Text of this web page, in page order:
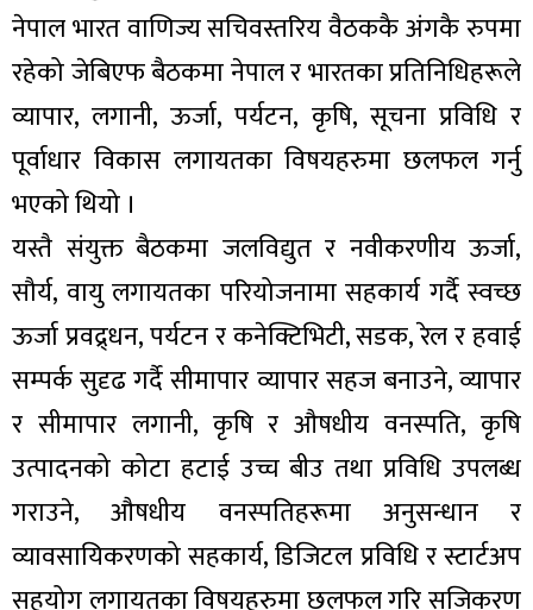
नेपाल भारत वाणिज्य सचिवस्तरिय वैठककै अंगकै रुपमा
रहेको जेबिएफ बैठकमा नेपाल र भारतका प्रतिनिधिहरूले
व्यापार, लगानी, ऊर्जा, पर्यटन, कृषि, सूचना प्रविधि र
पूर्वाधार विकास लगायतका विषयहरुमा छलफल गर्नु
भएको थियो ।
यस्तै संयुक्त बैठकमा जलविद्युत र नवीकरणीय ऊर्जा,
सौर्य, वायु लगायतका परियोजनामा सहकार्य गर्दै स्वच्छ
ऊर्जा प्रवद्र्धन, पर्यटन र कनेक्टिभिटी, सडक, रेल र हवाई
सम्पर्क सुदृढ गर्दै सीमापार व्यापार सहज बनाउने, व्यापार
र सीमापार लगानी, कृषि र औषधीय वनस्पति, कृषि
उत्पादनको कोटा हटाई उच्च बीउ तथा प्रविधि उपलब्ध
गराउने, औषधीय वनस्पतिहरूमा अनुसन्धान र
व्यावसायिकरणको सहकार्य, डिजिटल प्रविधि र स्टार्टअप
सहयोग लगायतका विषयहरुमा छलफल गरि सजिकरण